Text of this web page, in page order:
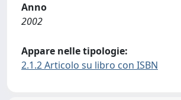
Anno
2002
Appare nelle tipologie:
2.1.2 Articolo su libro con ISBN